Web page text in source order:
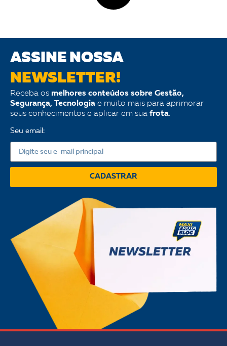
ASSINE NOSSA
NEWSLETTER!
Receba os melhores conteúdos sobre Gestão,
Segurança, Tecnologia e muito mais para aprimorar
seus conhecimentos e aplicar em sua frota.
Seu email:
CADASTRAR